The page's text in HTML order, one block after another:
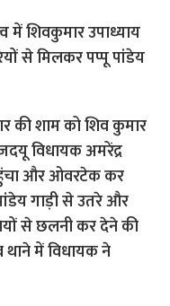
में शिवकुमार उपाध्याय
से मिलकर पप्पू पांडेय
की शाम को शिव कुमार
विधायक अमरेंद्र
और ओवरटेक कर
गाड़ी से उतरे और
से छलनी कर देने की
में विधायक ने